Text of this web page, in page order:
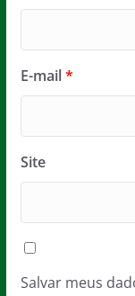
E-mail*
Site
Salvar meus